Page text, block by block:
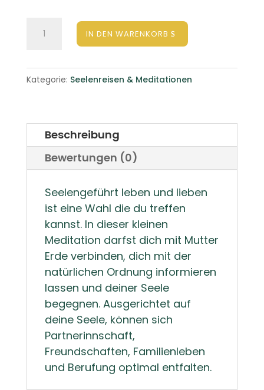
Seelengeführt
leben
lieben
Menge
IN DEN WARENKORB
Kategorie: Seelenreisen & Meditationen
Beschreibung
Bewertungen (0)
Seelengeführt leben und lieben
ist eine Wahl die du treffen
kannst. In dieser kleinen
Meditation darfst dich mit Mutter
Erde verbinden, dich mit der
natürlichen Ordnung informieren
lassen und deiner Seele
begegnen. Ausgerichtet auf
deine Seele, können sich
Partnerinnschaft,
Freundschaften, Familienleben
und Berufung optimal entfalten.